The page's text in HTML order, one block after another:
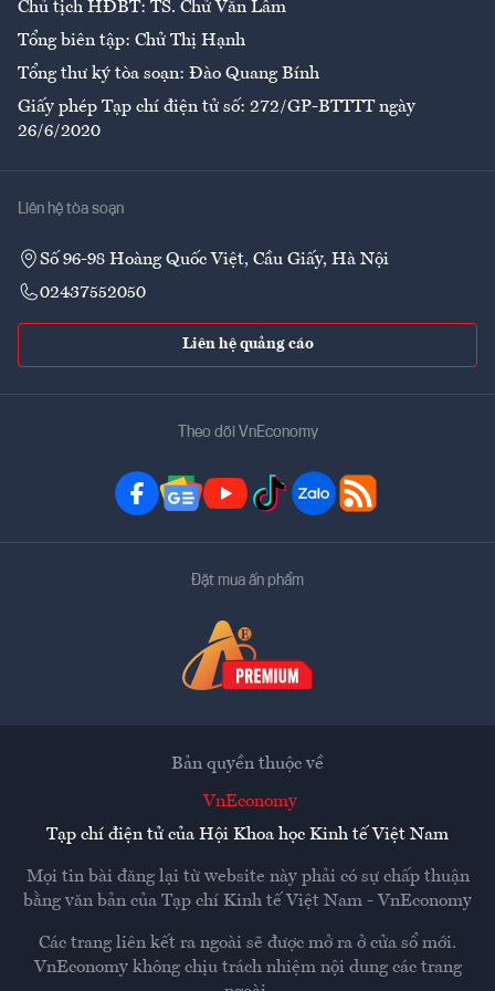
Chủ tịch HĐBT: TS. Chử Văn Lâm
Tổng biên tập: Chử Thị Hạnh
Tổng thư ký tòa soạn: Đào Quang Bính
Giấy phép Tạp chí điện tử số: 272/GP-BTTTT ngày
26/6/2020
Liên hệ tòa soạn
Số 96-98 Hoàng Quốc Việt, Cầu Giấy, Hà Nội
02437552050
Liên hệ quảng cáo
Theo dõi VnEconomy
Đặt mua ấn phẩm
Bản quyền thuộc về
VnEconomy
Tạp chí điện tử của Hội Khoa học Kinh tế Việt Nam
Mọi tin bài đăng lại từ website này phải có sự chấp thuận
bằng văn bản của Tạp chí Kinh tế Việt Nam - VnEconomy
Các trang liên kết ra ngoài sẽ được mở ra ở cửa sổ mới.
VnEconomy không chịu trách nhiệm nội dung các trang